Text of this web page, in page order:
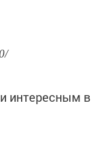
интересным в